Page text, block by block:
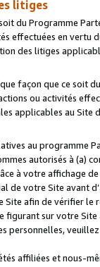
litiges
du Programme
effectuées en vertu
des litiges
façon que ce soit
ou activités
applicables au Site
au programme
autorisés à
à votre affichage
de votre Site avant
Site afin de vérifier
sur votre
personnelles,
affiliées et nous-